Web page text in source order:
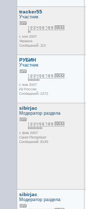
tracker55
Участник
с ноя 2007
Украина
Сообщений: 113
РУБИН
Участник
с янв 2007
Из России
Сообщений: 2272
sibirjac
Модератор раздела
с фев 2007
Санкт-Петербург
Сообщений: 8149
sibirjac
Модератор раздела